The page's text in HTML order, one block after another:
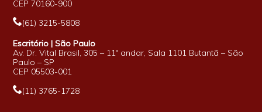
CEP 70160-900
(61) 3215-5808
Escritório | São Paulo
Av. Dr. Vital Brasil, 305 – 11º andar, Sala 1101 Butantã – São
Paulo – SP
CEP 05503-001
(11) 3765-1728